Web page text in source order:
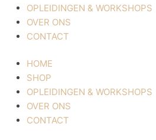
OPLEIDINGEN & WORKSHOPS
OVER ONS
CONTACT
HOME
SHOP
OPLEIDINGEN & WORKSHOPS
OVER ONS
CONTACT